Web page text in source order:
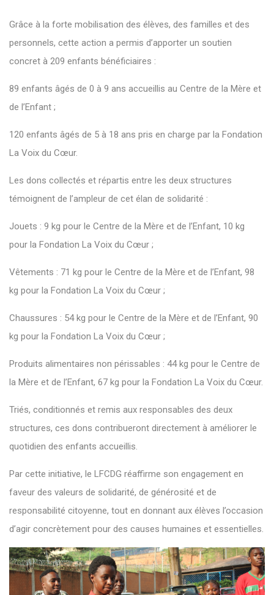
Grâce à la forte mobilisation des élèves, des familles et des
personnels, cette action a permis d’apporter un soutien
concret à 209 enfants bénéficiaires :
89 enfants âgés de 0 à 9 ans accueillis au Centre de la Mère et
de l’Enfant ;
120 enfants âgés de 5 à 18 ans pris en charge par la Fondation
La Voix du Cœur.
Les dons collectés et répartis entre les deux structures
témoignent de l’ampleur de cet élan de solidarité :
Jouets : 9 kg pour le Centre de la Mère et de l’Enfant, 10 kg
pour la Fondation La Voix du Cœur ;
Vêtements : 71 kg pour le Centre de la Mère et de l’Enfant, 98
kg pour la Fondation La Voix du Cœur ;
Chaussures : 54 kg pour le Centre de la Mère et de l’Enfant, 90
kg pour la Fondation La Voix du Cœur ;
Produits alimentaires non périssables : 44 kg pour le Centre de
la Mère et de l’Enfant, 67 kg pour la Fondation La Voix du Cœur.
Triés, conditionnés et remis aux responsables des deux
structures, ces dons contribueront directement à améliorer le
quotidien des enfants accueillis.
Par cette initiative, le LFCDG réaffirme son engagement en
faveur des valeurs de solidarité, de générosité et de
responsabilité citoyenne, tout en donnant aux élèves l’occasion
d’agir concrètement pour des causes humaines et essentielles.